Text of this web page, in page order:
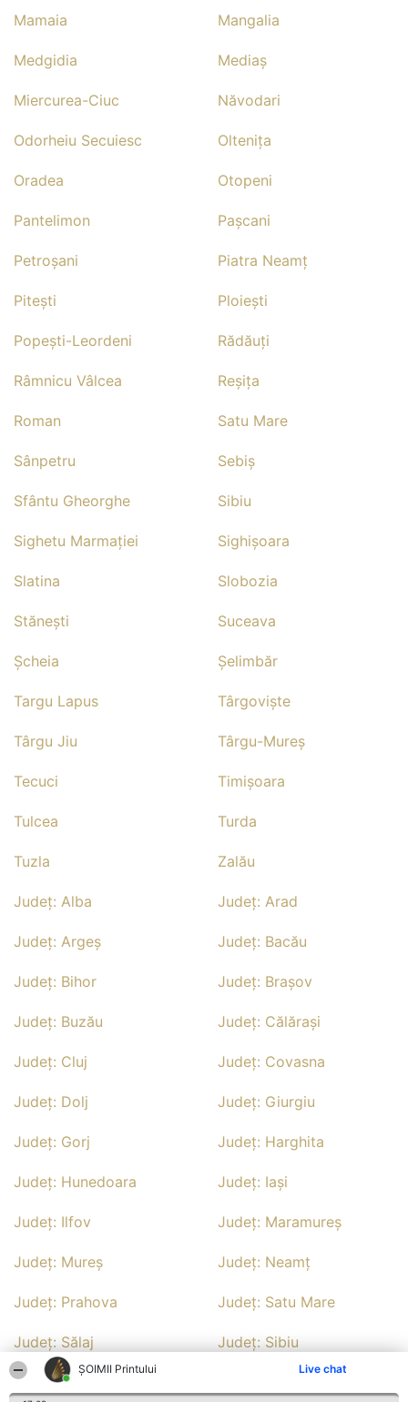
ŞOIMII Printului Live chat
Mamaia Mangalia
Medgidia Mediaş
Miercurea-Ciuc Năvodari
Odorheiu Secuiesc Olteniţa
Oradea Otopeni
Pantelimon Paşcani
Petroşani Piatra Neamţ
Piteşti Ploieşti
Popeşti-Leordeni Rădăuţi
Râmnicu Vâlcea Reşiţa
Roman Satu Mare
Sânpetru Sebiş
Sfântu Gheorghe Sibiu
Sighetu Marmaţiei Sighişoara
Slatina Slobozia
Stăneşti Suceava
Şcheia Şelimbăr
Targu Lapus Târgovişte
Târgu Jiu Târgu-Mureş
Tecuci Timişoara
Tulcea Turda
Tuzla Zalău
Județ: Alba Județ: Arad
Județ: Argeş Județ: Bacău
Județ: Bihor Județ: Braşov
Județ: Buzău Județ: Călăraşi
Județ: Cluj Județ: Covasna
Județ: Dolj Județ: Giurgiu
Județ: Gorj Județ: Harghita
Județ: Hunedoara Județ: Iaşi
Județ: Ilfov Județ: Maramureş
Județ: Mureş Județ: Neamţ
Județ: Prahova Județ: Satu Mare
Județ: Sălaj Județ: Sibiu
Județ: Suceava